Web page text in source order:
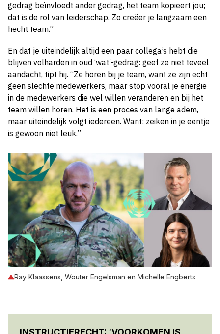
gedrag beïnvloedt ander gedrag, het team kopieert jou;
dat is de rol van leiderschap. Zo creëer je langzaam een
hecht team.”
En dat je uiteindelijk altijd een paar collega’s hebt die
blijven volharden in oud ‘wat’-gedrag: geef ze niet teveel
aandacht, tipt hij. “Ze horen bij je team, want ze zijn echt
geen slechte medewerkers, maar stop vooral je energie
in de medewerkers die wel willen veranderen en bij het
team willen horen. Het is een proces van lange adem,
maar uiteindelijk volgt iedereen. Want: zeiken in je eentje
is gewoon niet leuk.”
Ray Klaassens, Wouter Engelsman en Michelle Engberts